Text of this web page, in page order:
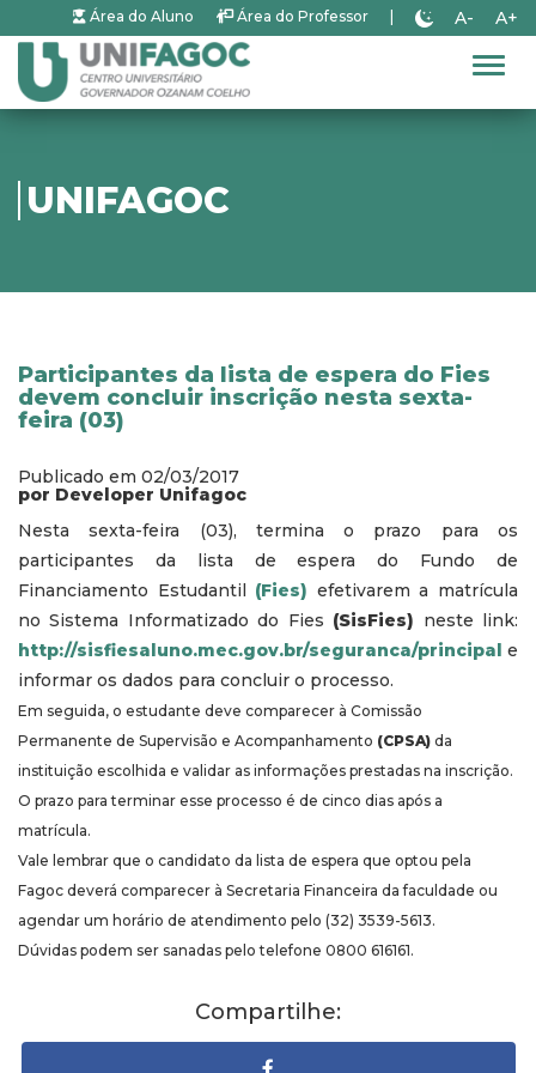
Área do Aluno Área do Professor A- A+
UNIFAGOC
Participantes da lista de espera do Fies
devem concluir inscrição nesta sexta-
feira (03)
Publicado em 02/03/2017
por Developer Unifagoc
Nesta sexta-feira (03), termina o prazo para os
participantes da lista de espera do Fundo de
Financiamento Estudantil (Fies) efetivarem a matrícula
no Sistema Informatizado do Fies (SisFies) neste link:
http://sisfiesaluno.mec.gov.br/seguranca/principal e
informar os dados para concluir o processo.
Em seguida, o estudante deve comparecer à Comissão
Permanente de Supervisão e Acompanhamento (CPSA) da
instituição escolhida e validar as informações prestadas na inscrição.
O prazo para terminar esse processo é de cinco dias após a
matrícula.
Vale lembrar que o candidato da lista de espera que optou pela
Fagoc deverá comparecer à Secretaria Financeira da faculdade ou
agendar um horário de atendimento pelo (32) 3539-5613.
Dúvidas podem ser sanadas pelo telefone 0800 616161.
Compartilhe: